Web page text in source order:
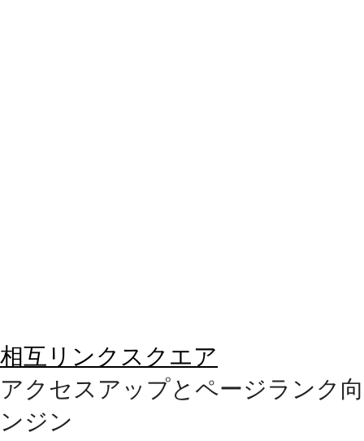
相互リンクスクエア
アクセスアップとページランク
ンジン